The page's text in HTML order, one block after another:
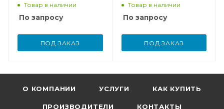
Товар в наличии
По запросу
ПОД ЗАКАЗ
Товар в наличии
По запросу
ПОД ЗАКАЗ
О КОМПАНИИ УСЛУГИ КАК КУПИТЬ
ПРОИЗВОДИТЕЛИ КОНТАКТЫ